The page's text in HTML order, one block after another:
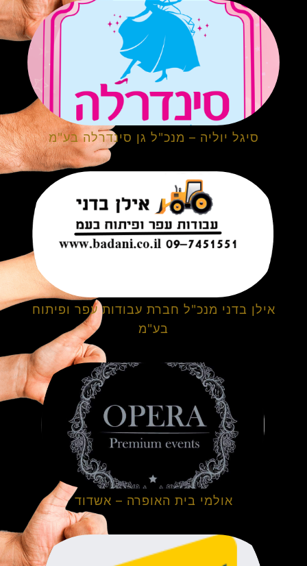
סיגל יוליה – מנכ"ל גן סינדרלה בע"מ
אילן בדני מנכ"ל חברת עבודות עפר ופיתוח
בע"מ
אולמי בית האופרה – אשדוד